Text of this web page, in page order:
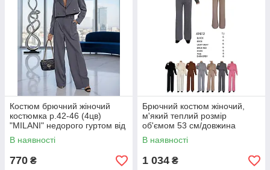
Костюм брючний жіночий
костюмка р.42-46 (4цв)
"MILANI" недорого гуртом від
прямого постачальника
В наявності
770 ₴
Брючний костюм жіночий,
м'який теплий розмір
об'ємом 53 см/довжина
штанів 105 см (4цв) "BETSY"
недорого від прямого
постачальника
В наявності
1 034 ₴